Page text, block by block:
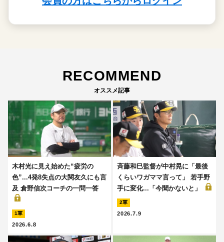
RECOMMEND
オススメ記事
木村光に見え始めた“疲労の
色”...4発8失点の大関友久にも言
及 倉野信次コーチの一問一答
1軍
2026.6.8
斉藤和巳監督が中村晃に「最後
くらいワガママ言って」 若手野
手に変化...「今聞かないと」
2軍
2026.7.9